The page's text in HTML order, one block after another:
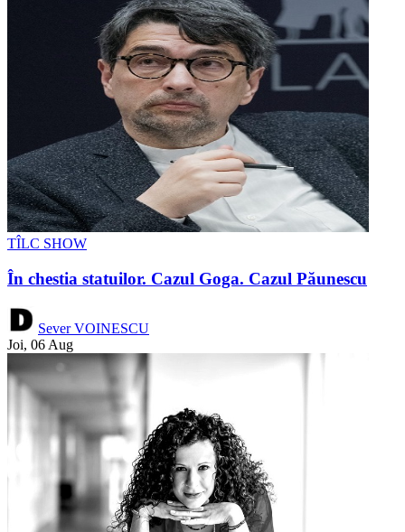
TÎLC SHOW
În chestia statuilor. Cazul Goga. Cazul Păunescu
Sever VOINESCU
Joi, 06 Aug